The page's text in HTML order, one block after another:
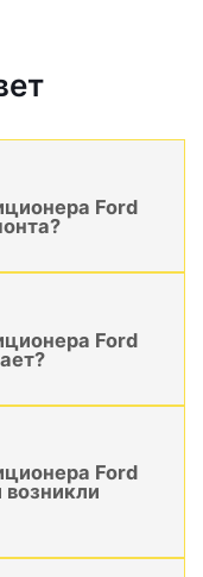
Ford
Ford
Ford